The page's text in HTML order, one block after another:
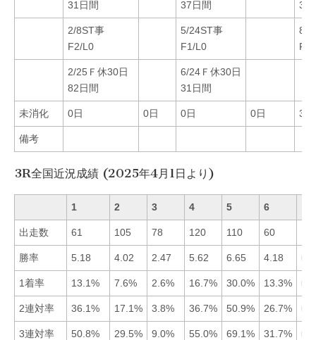
31日間
37日間
37
2/8ST事
F2/L0
5/24ST事
F1/L0
8/
F1/
2/25Ｆ休30日
82日間
6/24Ｆ休30日
31日間
未消化 0日 0日 0日 0日 30
備考
3R全国近況成績 (2025年4月1日より)
1 2 3 4 5 6
出走数 61 105 78 120 110 60
勝率 5.18 4.02 2.47 5.62 6.65 4.18
1着率 13.1% 7.6% 2.6% 16.7% 30.0% 13.3%
2連対率 36.1% 17.1% 3.8% 36.7% 50.9% 26.7%
3連対率 50.8% 29.5% 9.0% 55.0% 69.1% 31.7%